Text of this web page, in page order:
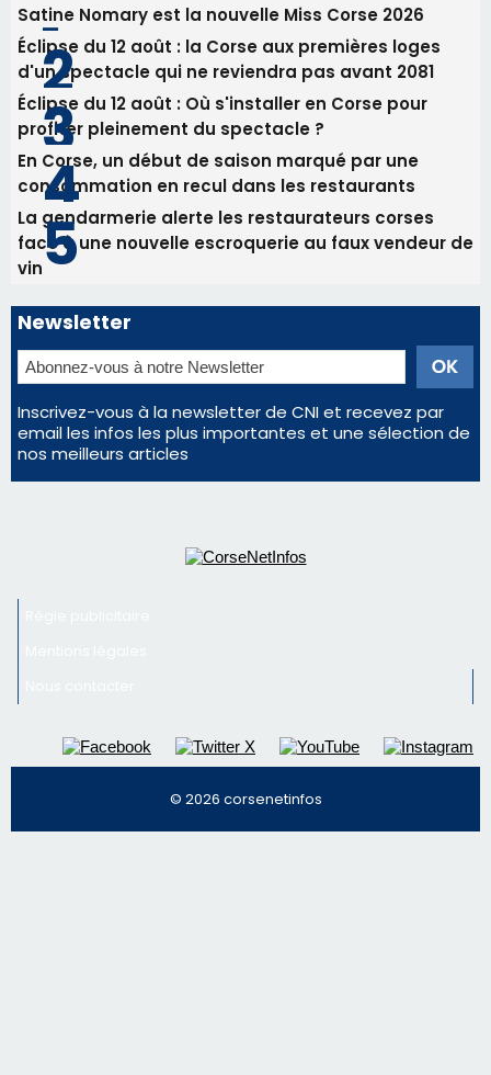
Satine Nomary est la nouvelle Miss Corse 2026
Éclipse du 12 août : la Corse aux premières loges
d'un spectacle qui ne reviendra pas avant 2081
Éclipse du 12 août : Où s'installer en Corse pour
profiter pleinement du spectacle ?
En Corse, un début de saison marqué par une
consommation en recul dans les restaurants
La gendarmerie alerte les restaurateurs corses
face à une nouvelle escroquerie au faux vendeur de
vin
Newsletter
Inscrivez-vous à la newsletter de CNI et recevez par
email les infos les plus importantes et une sélection de
nos meilleurs articles
© 2026 corsenetinfos